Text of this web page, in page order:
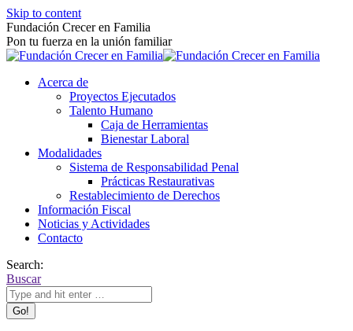
Skip to content
Fundación Crecer en Familia
Pon tu fuerza en la unión familiar
Acerca de
Proyectos Ejecutados
Talento Humano
Caja de Herramientas
Bienestar Laboral
Modalidades
Sistema de Responsabilidad Penal
Prácticas Restaurativas
Restablecimiento de Derechos
Información Fiscal
Noticias y Actividades
Contacto
Search:
Buscar